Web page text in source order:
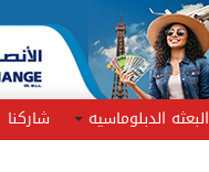
البعثه الدبلوماسيه شاركنا